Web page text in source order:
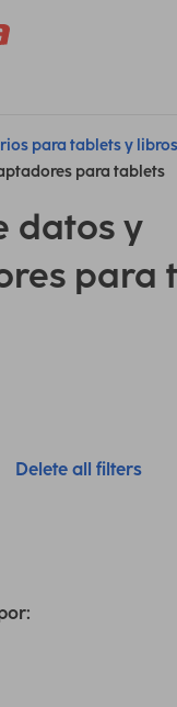
para tablets y
para tablets
datos y
para
Delete all filters